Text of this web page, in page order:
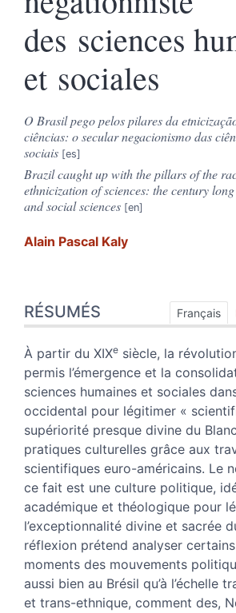
des sciences
et sociales
O Brasil pego pelos pilares da
ciências: o secular negacionismo das
sociais
Brazil caught up with the pillars of the
ethnicization of sciences: the century
and social sciences
Alain Pascal Kaly
Index
Plan
Texte
Bibliographie
Notes
Citer cet article
Auteur
RÉSUMÉS Français
À partir du XIXe siècle, la
permis l’émergence et la
sciences humaines et sociales
occidental pour légitimer «
supériorité presque divine du
pratiques culturelles grâce aux
scientifiques euro-américains. Le
ce fait est une culture politique,
académique et théologique pour
l’exceptionnalité divine et sacrée
réflexion prétend analyser
moments des mouvements
aussi bien au Brésil qu’à l’échelle
et trans-ethnique, comment des,